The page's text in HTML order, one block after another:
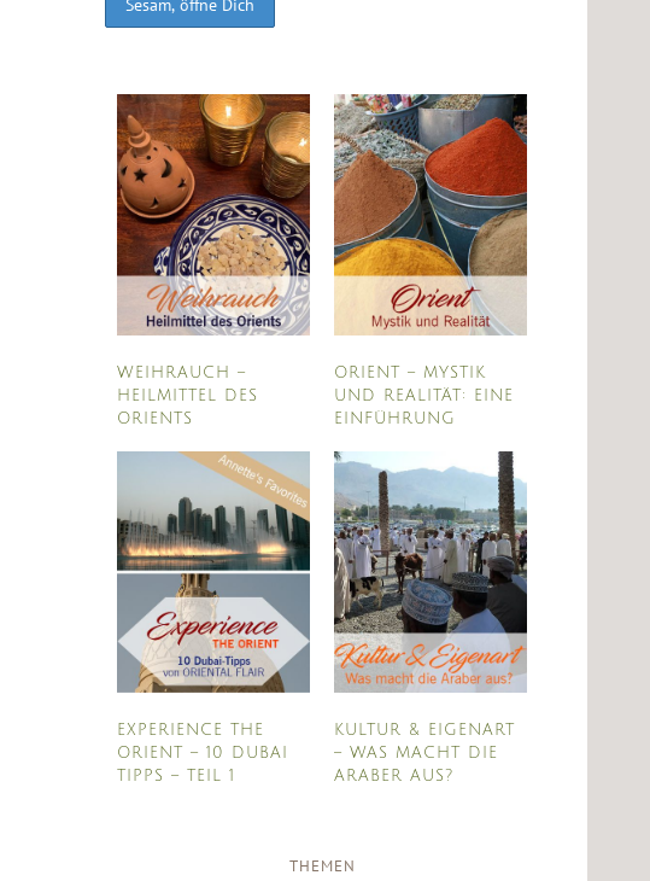
WEIHRAUCH –
HEILMITTEL DES
ORIENTS
EXPERIENCE THE
ORIENT – 10 DUBAI
TIPPS – TEIL 1
ORIENT – MYSTIK
UND REALITÄT: EINE
EINFÜHRUNG
KULTUR & EIGENART
– WAS MACHT DIE
ARABER AUS?
THEMEN